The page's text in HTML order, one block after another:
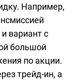
Например,
вариант с
большой
по акции.
трейд-ин, а